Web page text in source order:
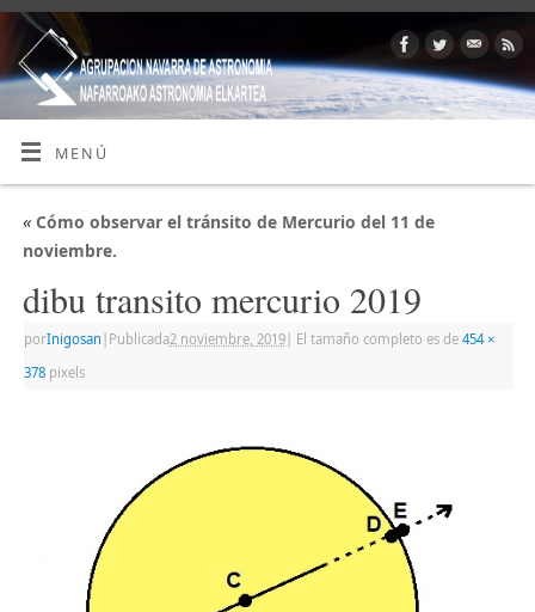
MENÚ
«Cómo observar el tránsito de Mercurio del 11 de
noviembre.
dibu transito mercurio 2019
porInigosan Publicada2 noviembre, 2019| El tamaño completo es de 454 ×
378pixels